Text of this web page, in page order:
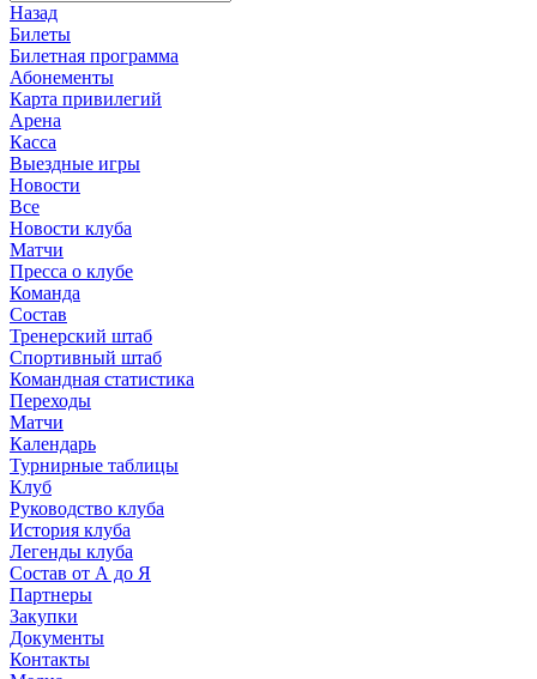
Назад
Билеты
Билетная программа
Абонементы
Карта привилегий
Арена
Касса
Выездные игры
Новости
Все
Новости клуба
Матчи
Пресса о клубе
Команда
Состав
Тренерский штаб
Спортивный штаб
Командная статистика
Переходы
Матчи
Календарь
Турнирные таблицы
Клуб
Руководство клуба
История клуба
Легенды клуба
Состав от А до Я
Партнеры
Закупки
Документы
Контакты